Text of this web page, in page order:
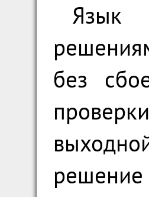
Язык
без